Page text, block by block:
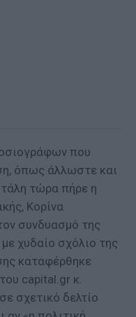
που
όπως άλλωστε και
τώρα πήρε η
Κορίνα
συνδυασμό της
χυδαίο σχόλιο της
καταφέρθηκε
capital.gr κ.
σχετικό δελτίο